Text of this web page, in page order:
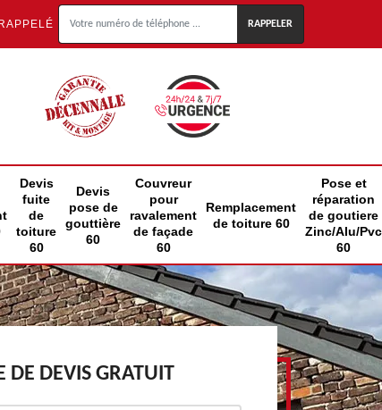
Devis
fuite
de
toiture
60
Devis
pose de
gouttière
60
Couvreur
pour
ravalement
de façade
60
Remplacement
de toiture 60
Pose et
réparation
de goutiere
Zinc/Alu/Pvc
60
DE DEVIS GRATUIT